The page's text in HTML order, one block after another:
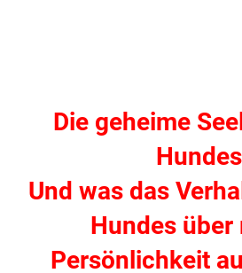
Die geheime
Hundes
Und was das
Hundes über
Persönlichkeit